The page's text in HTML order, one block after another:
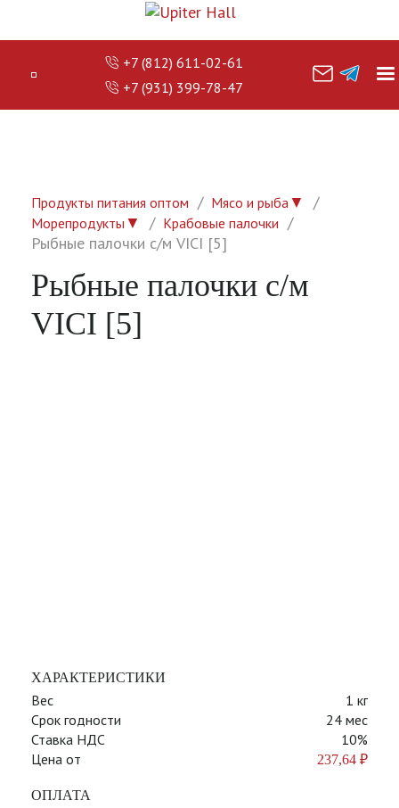
+7 (812) 611-02-61
+7 (931) 399-78-47
Продукты питания оптом Мясо и рыба▼
Морепродукты ▼ Крабовые палочки
Рыбные палочки с/м VICI [5]
Рыбные палочки с/м
VICI [5]
ХАРАКТЕРИСТИКИ
Вес
1 кг
Срок годности
24 мес
Ставка НДС
10%
Цена от
237,64 ₽
ОПЛАТА